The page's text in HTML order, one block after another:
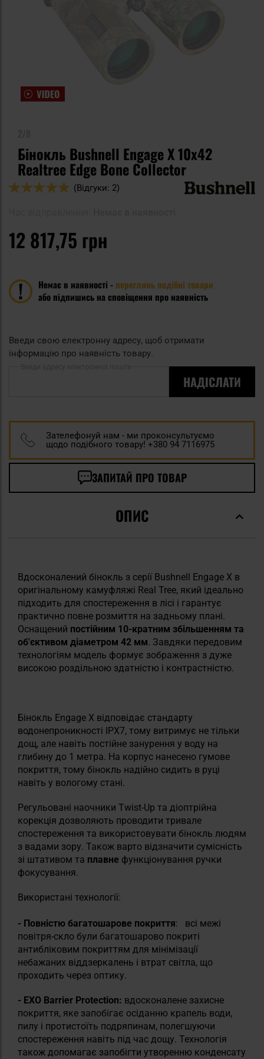
Бінокль Bushnell Engage X 10x42
Realtree Edge Bone Collector
Оцінка:
(Відгуки: 2)
12 817,75 грн
Немає в наявності - переглянь подібні товари
або підпишись на сповіщення про наявність
Введи свою електронну адресу, щоб отримати
інформацію про наявність товару.
НАДІСЛАТИ
Зателефонуй нам - ми проконсультуємо
щодо подібного товару! +380 94 7116975
ЗАПИТАЙ ПРО ТОВАР
ОПИС
Вдосконалений бінокль з серії Bushnell Engage X в
оригінальному камуфляжі Real Tree, який ідеально
підходить для спостереження в лісі і гарантує
практично повне розмиття на задньому плані.
Оснащений постійним 10-кратним збільшенням та
об'єктивом діаметром 42 мм. Завдяки передовим
технологіям модель формує зображення з дуже
високою роздільною здатністю і контрастністю.
Бінокль Engage X відповідає стандарту
водонепроникності IPX7, тому витримує не тільки
дощ, але навіть постійне занурення у воду на
глибину до 1 метра. На корпус нанесено гумове
покриття, тому бінокль надійно сидить в руці
навіть у вологому стані.
Регульовані наочники Twist-Up та діоптрійна
корекція дозволяють проводити тривале
спостереження та використовувати бінокль людям
з вадами зору. Також варто відзначити сумісність
зі штативом та плавне функціонування ручки
фокусування.
Використані технології:
- Повністю багатошарове покриття:
всі межі
повітря-скло були багатошарово покриті
антибліковим покриттям для мінімізації
небажаних віддзеркалень і втрат світла, що
проходить через оптику.
- EXO Barrier Protection: вдосконалене захисне
покриття, яке запобігає осіданню крапель води,
пилу і протистоїть подряпинам, полегшуючи
спостереження навіть під час дощу. Технологія
також допомагає запобігти утворенню конденсату